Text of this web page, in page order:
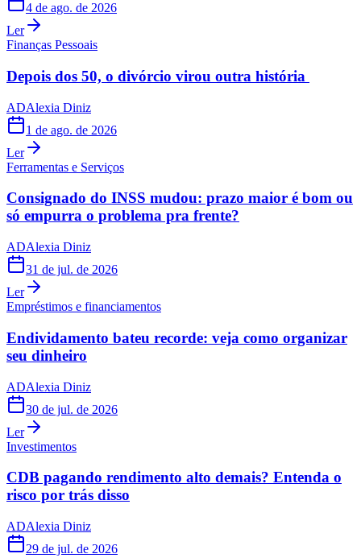
4 de ago. de 2026
Ler
Finanças Pessoais
Depois dos 50, o divórcio virou outra história
ADAlexia Diniz
1 de ago. de 2026
Ler
Ferramentas e Serviços
Consignado do INSS mudou: prazo maior é bom ou
só empurra o problema pra frente?
ADAlexia Diniz
31 de jul. de 2026
Ler
Empréstimos e financiamentos
Endividamento bateu recorde: veja como organizar
seu dinheiro
ADAlexia Diniz
30 de jul. de 2026
Ler
Investimentos
CDB pagando rendimento alto demais? Entenda o
risco por trás disso
ADAlexia Diniz
29 de jul. de 2026